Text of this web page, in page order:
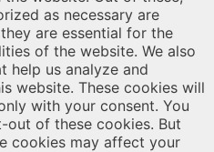
as necessary are
are essential for the
of the website. We also
help us analyze and
website. These cookies will
with your consent. You
of these cookies. But
cookies may affect your